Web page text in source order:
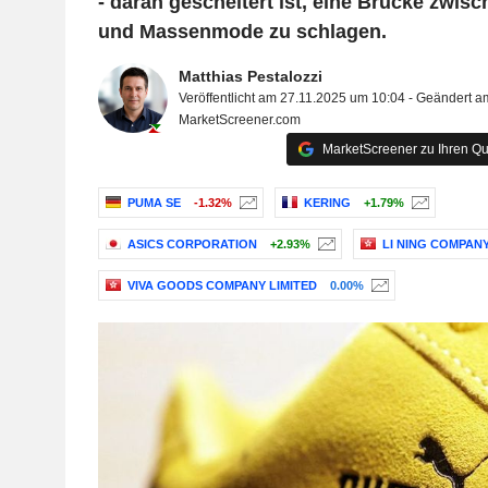
und Massenmode zu schlagen.
Matthias Pestalozzi
Veröffentlicht am 27.11.2025 um 10:04 - Geändert
MarketScreener.com
MarketScreener zu Ihren
PUMA SE -1.32% KERING +1.79%
ASICS CORPORATION +2.93% LI NING
VIVA GOODS COMPANY LIMITED 0.00%